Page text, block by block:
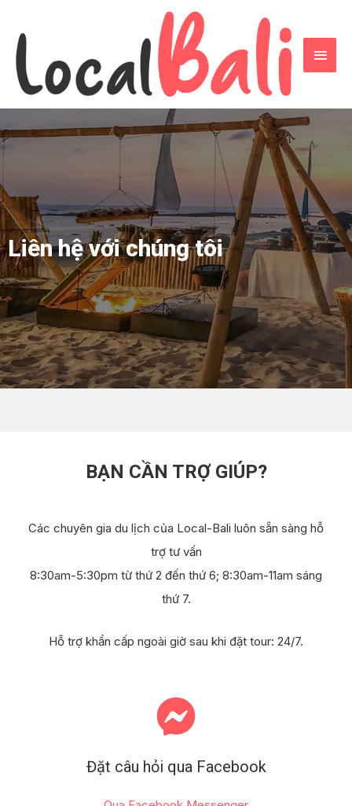
Liên hệ với chúng tôi
BẠN CẦN TRỢ GIÚP?
Các chuyên gia du lịch của Local-Bali luôn sẵn sàng hỗ
trợ tư vấn
8:30am-5:30pm từ thứ 2 đến thứ 6; 8:30am-11am sáng
thứ 7.
Hỗ trợ khẩn cấp ngoài giờ sau khi đặt tour: 24/7.
Đặt câu hỏi qua Facebook